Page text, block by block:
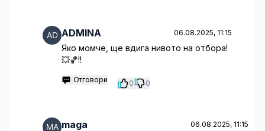
ADMINA 06.08.2025, 11:15
Яко момче, ще вдига нивото на отбора!
💥🏀!!
Отговори 0 0
maga 06.08.2025, 11:15